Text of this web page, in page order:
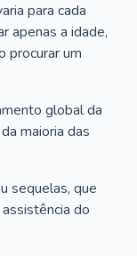
para cada
apenas a idade,
procurar um
global da
maioria das
sequelas, que
do